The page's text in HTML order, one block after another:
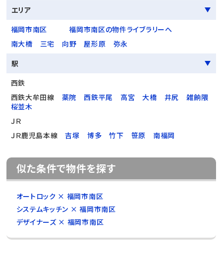
エリア
福岡市南区
福岡市南区の物件ライブラリーへ
南大橋
三宅 向野 屋形原
弥永
駅
西鉄
西鉄大牟田線
薬院 西鉄平尾 高宮 大橋 井尻
雑餉隈
桜並木
ＪＲ
ＪＲ鹿児島本線
吉塚 博多 竹下 笹原 南福岡
似た条件で物件を探す
オートロック × 福岡市南区
システムキッチン × 福岡市南区
デザイナーズ × 福岡市南区